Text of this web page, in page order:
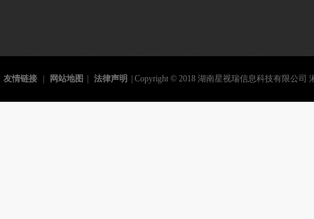
友情链接 网站地图 法律声明 | Copyright © 2018 湖南星视瑞信息科技有限公司